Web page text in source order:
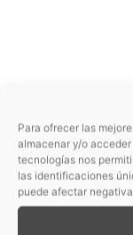
Para ofrecer las
almacenar y/o
tecnologías nos
las identificaciones
puede afectar